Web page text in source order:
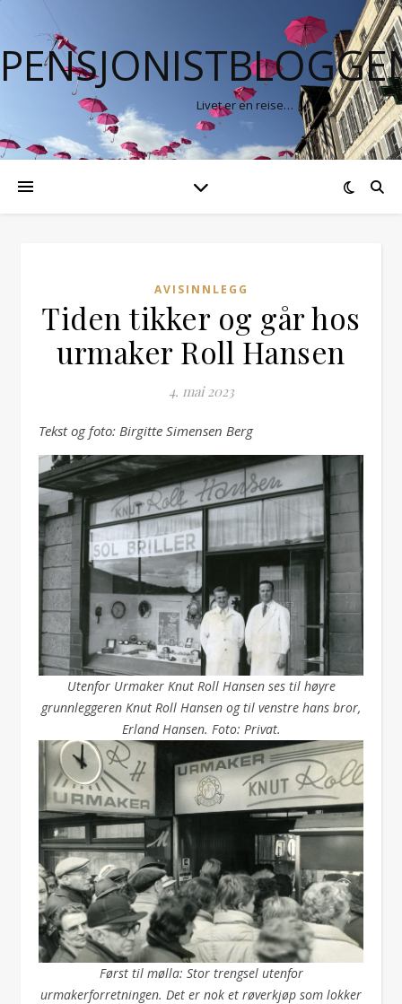
Livet er en reise…
AVISINNLEGG
Tiden tikker og går hos
urmaker Roll Hansen
4. mai 2023
Tekst og foto: Birgitte Simensen Berg
Utenfor Urmaker Knut Roll Hansen ses til høyre
grunnleggeren Knut Roll Hansen og til venstre hans bror,
Erland Hansen. Foto: Privat.
Først til mølla: Stor trengsel utenfor
urmakerforretningen. Det er nok et røverkjøp som lokker